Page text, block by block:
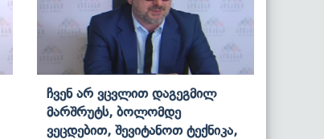
Ჩვენ Არ Ვცვლით Დაგეგმილ
Მარშრუტს, Ბოლომდე
Ვეცდებით, Შევიტანოთ Ტექნიკა,